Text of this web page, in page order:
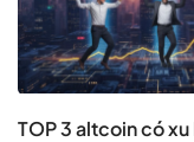
TOP 3 altcoin có